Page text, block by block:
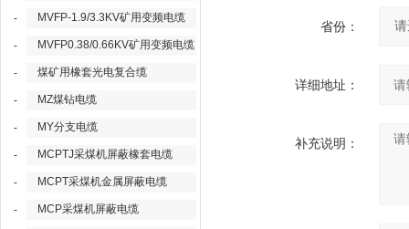
-
MVFP-1.9/3.3KV矿用变频电缆
- MVFP0.38/0.66KV矿用变频电缆
- 煤矿用橡套光电复合缆
- MZ煤钻电缆
- MY分支电缆
- MCPTJ采煤机屏蔽橡套电缆
- MCPT采煤机金属屏蔽电缆
- MCP采煤机屏蔽电缆
省份：
详细地址：
补充说明：